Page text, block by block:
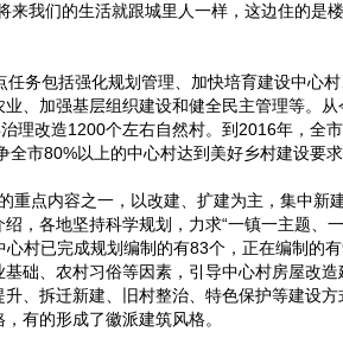
来我们的生活就跟城里人一样，这边住的是
务包括强化规划管理、加快培育建设中心
、加强基层组织建设和健全民主管理等。
理改造1200个左右自然村。到2016年，全
市80%以上的中心村达到美好乡村建设要求
重点内容之一，以改建、扩建为主，集中新
，各地坚持科学规划，力求“一镇一主题、
村已完成规划编制的有83个，正在编制的
础、农村习俗等因素，引导中心村房屋改
、拆迁新建、旧村整治、特色保护等建设
有的形成了徽派建筑风格。